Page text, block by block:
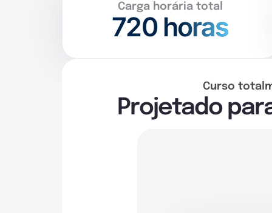
Carga horária total
720horas
Curso
Projetado